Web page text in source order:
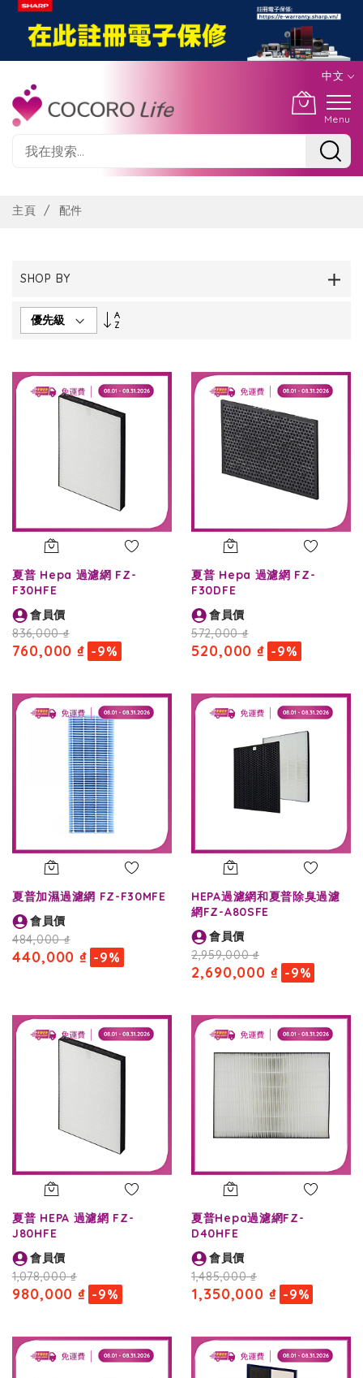
中文
Menu
Content
主頁 配件
SHOP BY
夏普 Hepa 過濾網 FZ-
F30HFE
會員價
836,000 ₫
760,000 ₫ -9%
夏普 Hepa 過濾網 FZ-
F30DFE
會員價
572,000 ₫
520,000 ₫ -9%
夏普加濕過濾網 FZ-F30MFE
會員價
484,000 ₫
440,000 ₫ -9%
HEPA過濾網和夏普除臭過濾
網FZ-A80SFE
會員價
2,959,000 ₫
2,690,000 ₫ -9%
夏普 HEPA 過濾網 FZ-
J80HFE
會員價
1,078,000 ₫
980,000 ₫ -9%
夏普Hepa過濾網FZ-
D40HFE
會員價
1,485,000 ₫
1,350,000 ₫ -9%